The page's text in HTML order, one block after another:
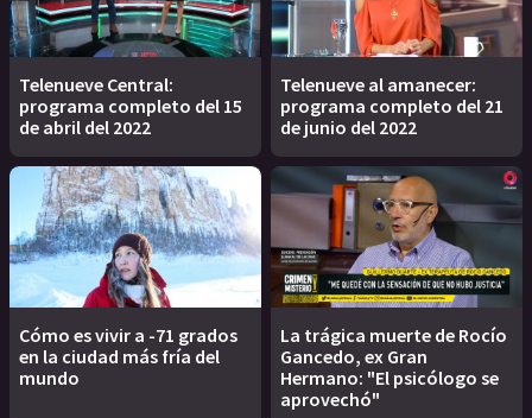
Telenueve Central:
programa completo del 15
de abril del 2022
Telenueve al amanecer:
programa completo del 21
de junio del 2022
Cómo es vivir a -71 grados
en la ciudad más fría del
mundo
La trágica muerte de Rocío
Gancedo, ex Gran
Hermano: "El psicólogo se
aprovechó"